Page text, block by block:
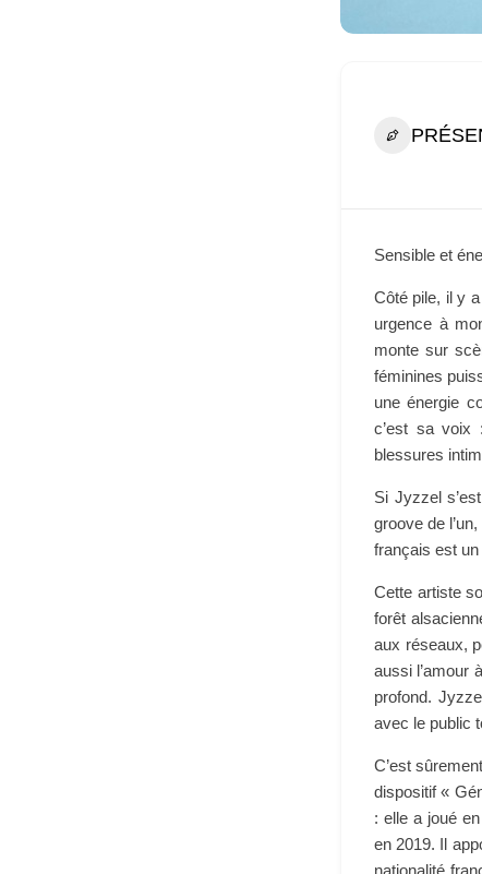
Sensible et
Côté pile, il y
urgence à
monte sur
féminines
une énergie
c’est sa voix
blessures
Si Jyzzel
groove de
français est un
Cette artiste
forêt
aux réseaux,
aussi l’amour
profond.
avec le public
C’est
dispositif «
: elle a joué
en 2019. Il
nationalité